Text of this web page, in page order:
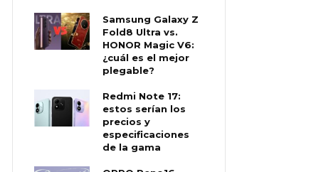
Samsung Galaxy Z
Fold8 Ultra vs.
HONOR Magic V6:
¿cuál es el mejor
plegable?
Redmi Note 17:
estos serían los
precios y
especificaciones
de la gama